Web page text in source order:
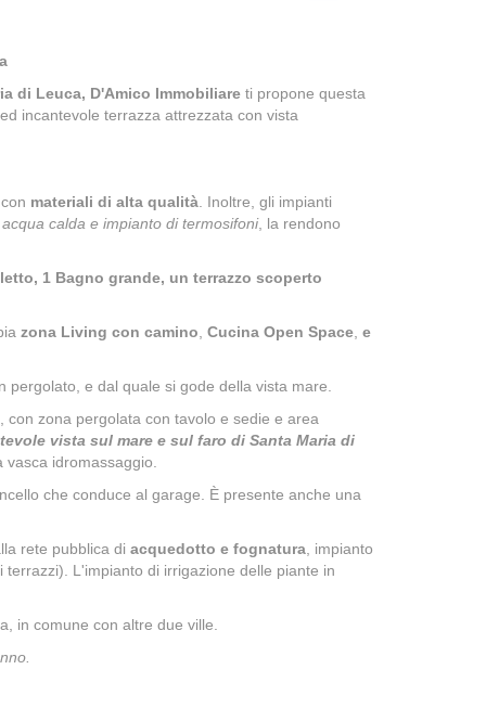
di Leuca, D'Amico Immobiliare ti propone questa
incantevole terrazza attrezzata con vista
materiali di alta qualità. Inoltre, gli impianti
calda e impianto di termosifoni, la rendono
1 Bagno grande, un terrazzo scoperto
zona Living con camino, Cucina Open Space, e
pergolato, e dal quale si gode della vista mare.
, con zona pergolata con tavolo e sedie e area
vista sul mare e sul faro di Santa Maria di
vasca idromassaggio.
che conduce al garage. È presente anche una
rete pubblica di acquedotto e fognatura, impianto
L'impianto di irrigazione delle piante in
in comune con altre due ville.